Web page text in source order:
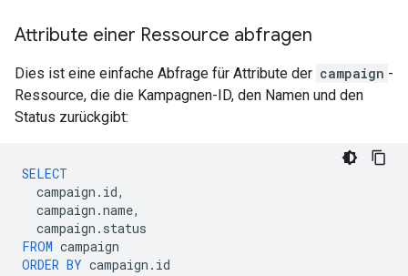
Attribute einer Ressource abfragen
Dies ist eine einfache Abfrage für Attribute der campaign -
Ressource, die die Kampagnen-ID, den Namen und den
Status zurückgibt:
SELECT
campaign . id,
campaign .name,
campaign . status
FROM campaign
ORDER BY campaign . id